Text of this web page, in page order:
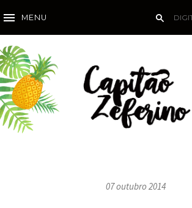
MENU
07 outubro 2014